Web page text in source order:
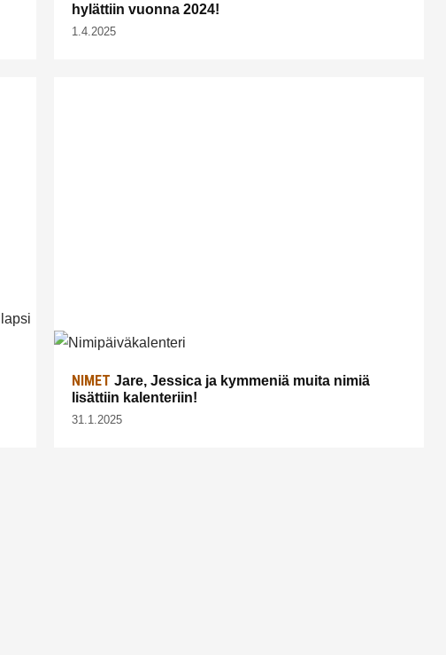
hylättiin vuonna 2024!
1.4.2025
NIMET Jare, Jessica ja kymmeniä muita nimiä
lisättiin kalenteriin!
31.1.2025